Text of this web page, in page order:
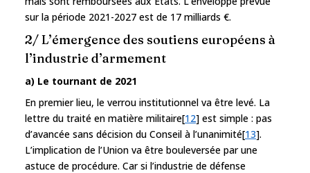
sur la période 2021-2027 est de 17 milliards €.
2/ L’émergence des soutiens européens à
l’industrie d’armement
a) Le tournant de 2021
En premier lieu, le verrou institutionnel va être levé. La
lettre du traité en matière militaire[12] est simple : pas
d’avancée sans décision du Conseil à l’unanimité[13].
L’implication de l’Union va être bouleversée par une
astuce de procédure. Car si l’industrie de défense